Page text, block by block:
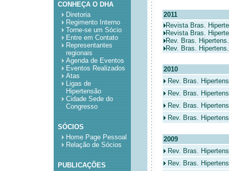
CONHEÇA O DHA
Diretoria
Regimento Interno
Torne-se um Sócio
Entre em Contato
Representantes
regionais
Agenda de Eventos
Eventos Realizados
Atas
Ligas de
Hipertensão
Cidade Sede do
Congresso
SÓCIOS
Home Page Pessoal
Relação de Sócios
PUBLICAÇÕES
2011
Revista Bras.
Revista Bras.
Rev. Bras.
Rev. Bras.
2010
Rev. Bras.
Rev. Bras.
Rev. Bras.
Rev. Bras.
2009
Rev. Bras.
Rev. Bras.